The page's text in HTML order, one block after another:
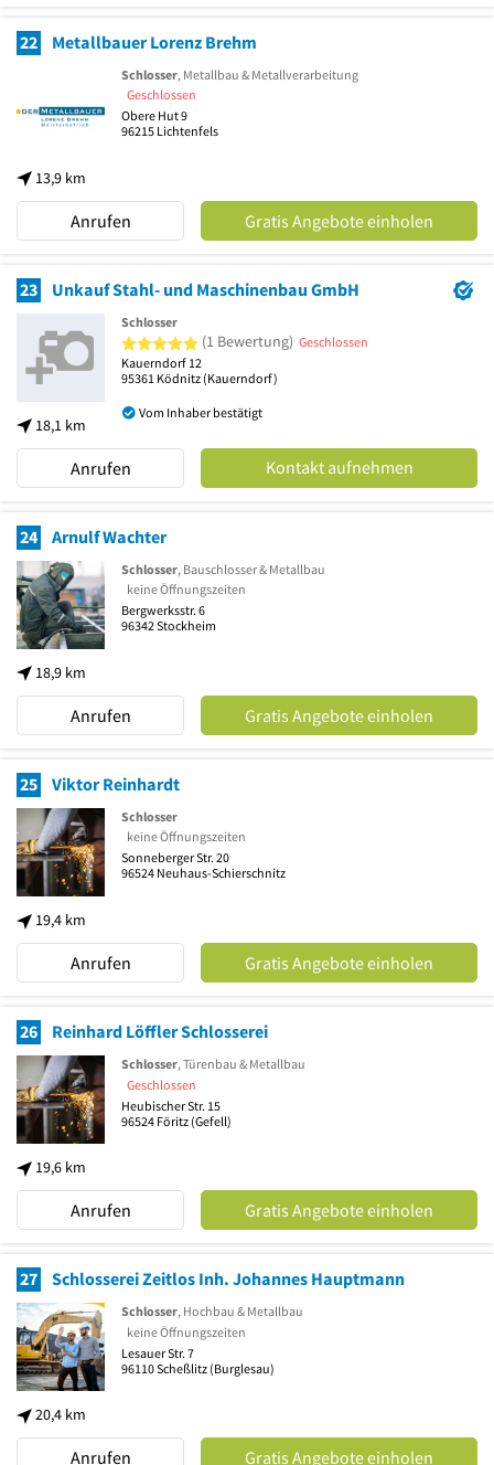
22 Metallbauer Lorenz Brehm
13,9 km
Schlosser, Metallbau & Metallverarbeitung
Geschlossen
Obere Hut 9
96215 Lichtenfels
Anrufen Gratis Angebote einholen
23 Unkauf Stahl- und Maschinenbau GmbH
18,1 km
Schlosser
5 von 5 Sternen
(1 Bewertung) Geschlossen
Kauerndorf 12
95361 Ködnitz (Kauerndorf)
Vom Inhaber bestätigt
Anrufen Kontakt aufnehmen
24 Arnulf Wachter
18,9 km
Schlosser, Bauschlosser & Metallbau
keine Öffnungszeiten
Bergwerksstr. 6
96342Stockheim
Anrufen Gratis Angebote einholen
25 Viktor Reinhardt
19,4 km
Schlosser
keine Öffnungszeiten
Sonneberger Str. 20
96524 Neuhaus-Schierschnitz
Anrufen Gratis Angebote einholen
26 Reinhard Löffler Schlosserei
19,6 km
Schlosser, Türenbau & Metallbau
Geschlossen
Heubischer Str. 15
96524 Föritz (Gefell)
Anrufen Gratis Angebote einholen
27 Schlosserei Zeitlos Inh. Johannes Hauptmann
20,4 km
Schlosser, Hochbau & Metallbau
keine Öffnungszeiten
Lesauer Str. 7
96110Scheßlitz (Burglesau)
Anrufen Gratis Angebote einholen